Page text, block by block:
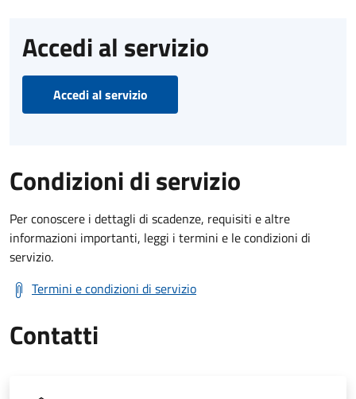
Accedi al servizio
Accedi al servizio
Condizioni di servizio
Per conoscere i dettagli di scadenze, requisiti e altre
informazioni importanti, leggi i termini e le condizioni di
servizio.
Termini e condizioni di servizio
Contatti